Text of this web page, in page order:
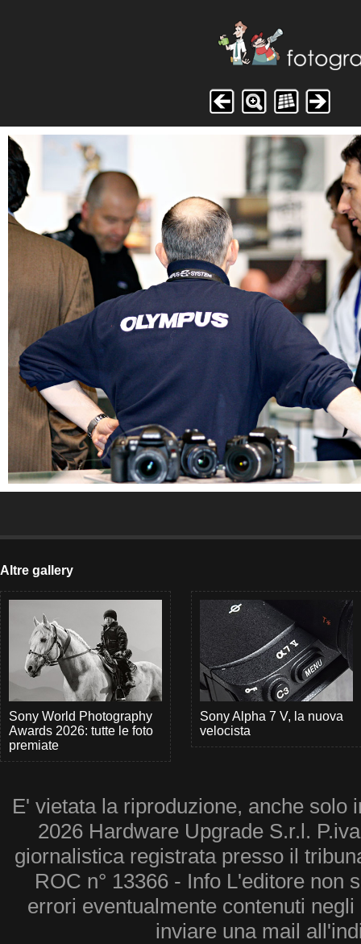
Altre gallery
Sony World Photography
Awards 2026: tutte le foto
premiate
Sony Alpha 7 V, la nuova
velocista
E' vietata la riproduzione, anche solo
2026 Hardware Upgrade S.r.l.
giornalistica registrata presso il
ROC n° 13366 - Info L'editore non
errori eventualmente contenuti
inviare una mail